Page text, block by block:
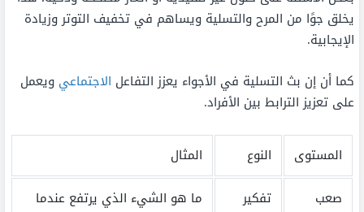
يخلق جوًا من المرح والتسلية ويساهم في تخفيف التوتر وزيادة
الإيجابية.
كما أن إن بث التسلية في الأجواء يعزز التفاعل الاجتماعي ويعمل
على تعزيز الترابط بين الأفراد.
المستوى النوع
المثال
صعب
تفكير
ما هو الشيء الذي يرتفع عندما